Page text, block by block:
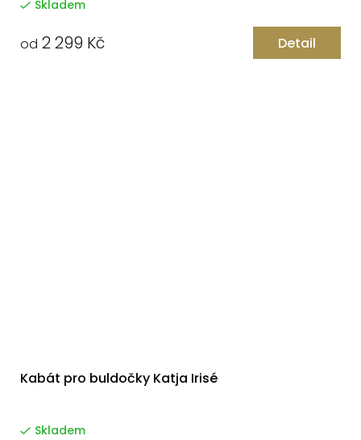
Skladem
od 2 299 Kč Detail
Kabát pro buldočky Katja Irisé
Skladem